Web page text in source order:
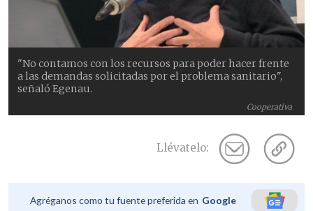
Cooperativa
"No contamos con los recursos para poder hacer frente
a las demandas solicitadas por el problema sanitario",
señaló Egenau.
Llévatelo:
Agréganos como tu fuente preferida en Google